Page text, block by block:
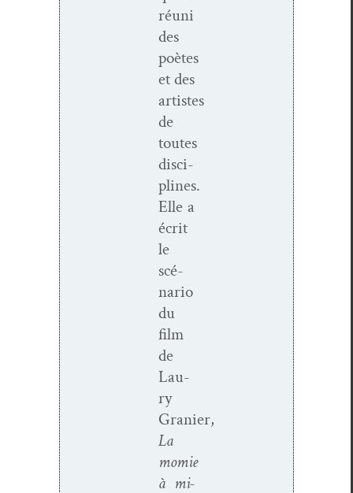
réu­ni
des
poètes
et des
artistes
de
toutes
dis­ci­
plines.
Elle a
écrit
le
scé­
nario
du
film
de
Lau­
ry
Granier,
La
momie
à mi-